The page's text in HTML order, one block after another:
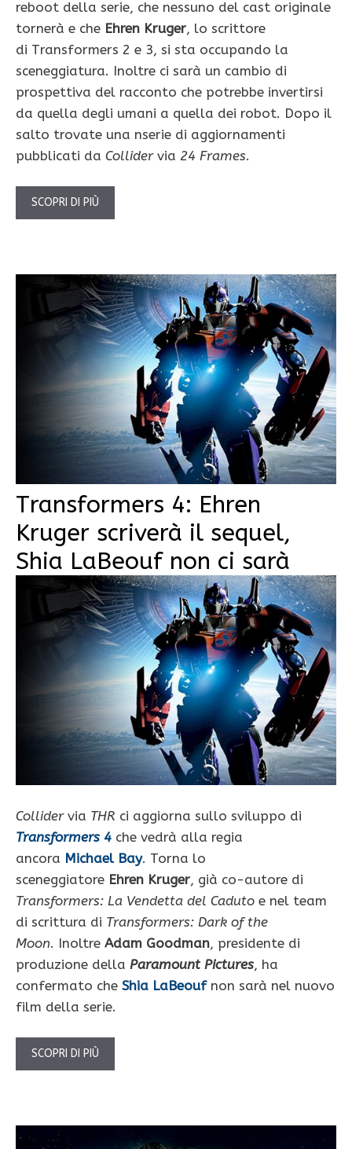
reboot della serie, che nessuno del cast originale
tornerà e che Ehren Kruger, lo scrittore
di Transformers 2 e 3, si sta occupando la
sceneggiatura. Inoltre ci sarà un cambio di
prospettiva del racconto che potrebbe invertirsi
da quella degli umani a quella dei robot. Dopo il
salto trovate una nserie di aggiornamenti
pubblicati da Collidervia 24 Frames.
SCOPRI DI PIÙ
Transformers 4: Ehren
Kruger scriverà il sequel,
Shia LaBeouf non ci sarà
Collidervia THR ci aggiorna sullo sviluppo di
Transformers 4 che vedrà alla regia
ancora Michael Bay. Torna lo
sceneggiatore Ehren Kruger, già co-autore di
Transformers: La Vendetta del Caduto e nel team
di scrittura di Transformers: Dark of the
Moon. Inoltre Adam Goodman, presidente di
produzione della Paramount Pictures, ha
confermato che Shia LaBeoufnon sarà nel nuovo
film della serie.
SCOPRI DI PIÙ